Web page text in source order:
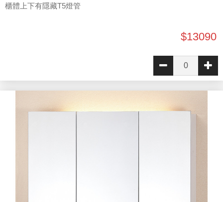
櫃體上下有隱藏T5燈管
$13090